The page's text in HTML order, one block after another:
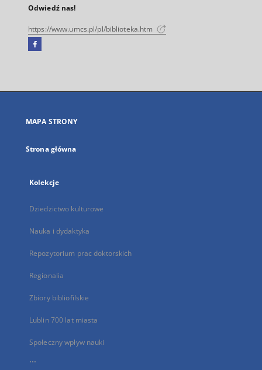
Odwiedź nas!
https://www.umcs.pl/pl/biblioteka.htm
Facebook
się
karcie
MAPA STRONY
Strona główna
Kolekcje
Dziedzictwo kulturowe
Nauka i dydaktyka
Repozytorium prac doktorskich
Regionalia
Zbiory bibliofilskie
Lublin 700 lat miasta
Społeczny wpływ nauki
...